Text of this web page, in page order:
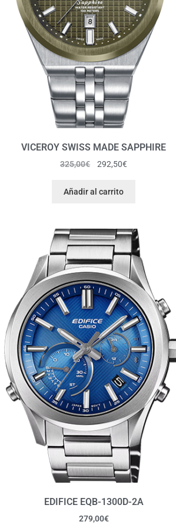
VICEROY SWISS MADE SAPPHIRE
325,00€ 292,50€
Añadir al carrito
EDIFICE EQB-1300D-2A
279,00€